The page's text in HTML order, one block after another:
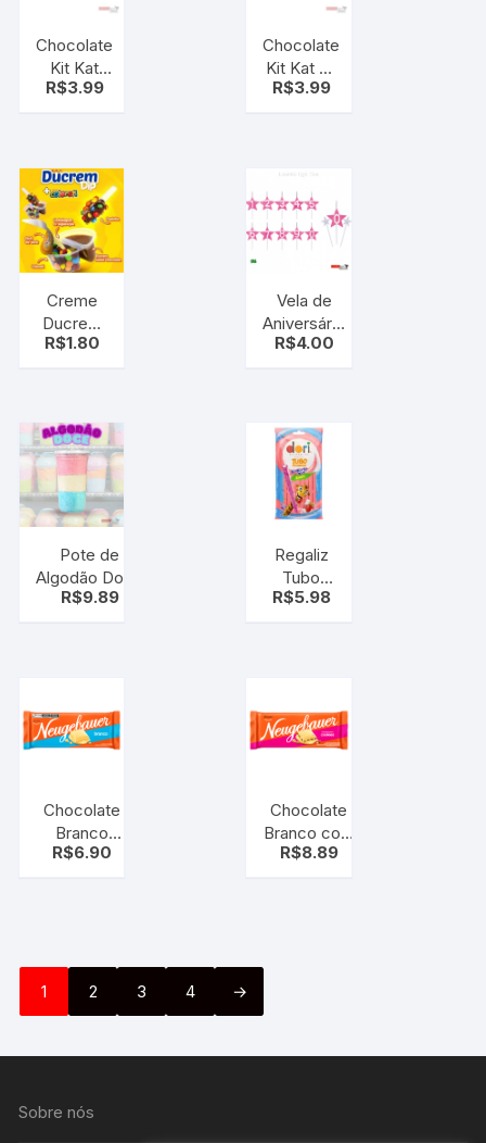
Chocolate
Kit Kat
Dark
R$3.99
Chocolate
Kit Kat ao
Leite
R$3.99
Creme
Ducrem
Dip Ball
R$1.80
Vela de
Aniversário
(ESTRELA
R$4.00
Pote de
Algodão Doce
20g Colorido
R$9.89
Regaliz
Tubo
Recheado
R$5.98
Chocolate
Branco
Neugebauer
R$6.90
Chocolate
Branco com
Cookies
R$8.89
1 2 3 4 →
Sobre nós